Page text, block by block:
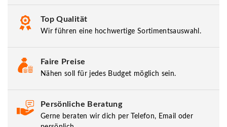
Top Qualität
Wir führen eine hochwertige Sortimentsauswahl.
Faire Preise
Nähen soll für jedes Budget möglich sein.
Persönliche Beratung
Gerne beraten wir dich per Telefon, Email oder